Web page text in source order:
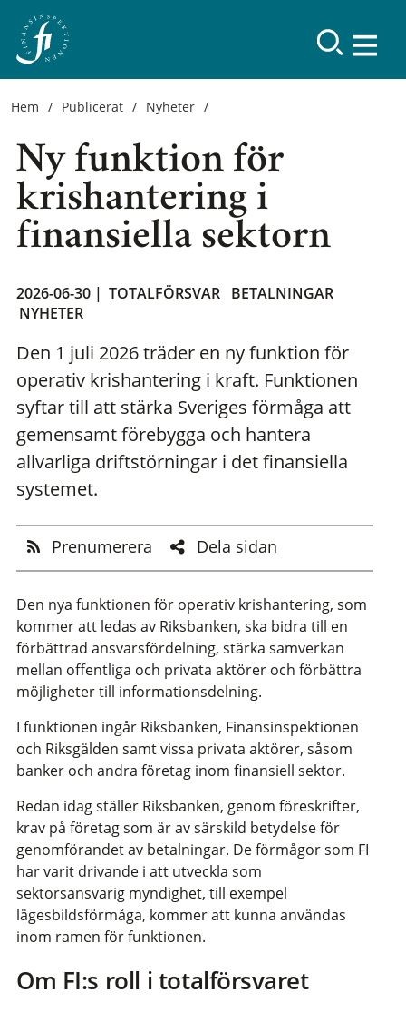
Hem Publicerat Nyheter
Ny funktion för
krishantering i
finansiella sektorn
2026-06-30 | TOTALFÖRSVAR BETALNINGAR
NYHETER
Den 1 juli 2026 träder en ny funktion för
operativ krishantering i kraft. Funktionen
syftar till att stärka Sveriges förmåga att
gemensamt förebygga och hantera
allvarliga driftstörningar i det finansiella
systemet.
Prenumerera Dela sidan
Den nya funktionen för operativ krishantering, som
kommer att ledas av Riksbanken, ska bidra till en
förbättrad ansvarsfördelning, stärka samverkan
mellan offentliga och privata aktörer och förbättra
möjligheter till informationsdelning.
I funktionen ingår Riksbanken, Finansinspektionen
och Riksgälden samt vissa privata aktörer, såsom
banker och andra företag inom finansiell sektor.
Redan idag ställer Riksbanken, genom föreskrifter,
krav på företag som är av särskild betydelse för
genomförandet av betalningar. De förmågor som FI
har varit drivande i att utveckla som
sektorsansvarig myndighet, till exempel
lägesbildsförmåga, kommer att kunna användas
inom ramen för funktionen.
Om FI:s roll i totalförsvaret